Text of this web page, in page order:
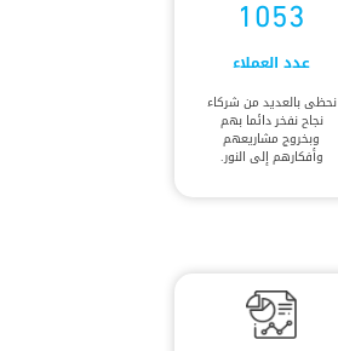
1053
عدد العملاء
نحظى بالعديد من شركاء
نجاح نفخر دائما بهم
وبخروج مشاريعهم
وأفكارهم إلى النور.